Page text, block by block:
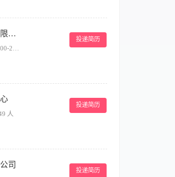
期了解客源拓展情况和市场竞争动
，保证美容院各环节的正常营运。
1. 年齡25-38岁，五官端正，形象大
作模式； 4. 具有良好的业务能力、营
上海思妍丽实业股份有限公司
美容院/会所/养生馆/SPA | 1000-2000人
投递简历
； 4、良好的职业道德，有月度季度促
优先考虑； 岗位职责： 1、为来访客
及推广，对门店业绩负责。 3、店面
的服务。 5、传递企业的服务意识，培
个人提成+奖金+店管理佣金+社保+旅
每年享受免费身体健康检查 6、享受
人
投递简历
、定期了解客源拓展情况和市场竞争动
作，保证美容院各环节的正常营运。
司
投递简历